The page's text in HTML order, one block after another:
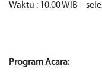
Waktu : 10.00 WIB –
Program Acara: